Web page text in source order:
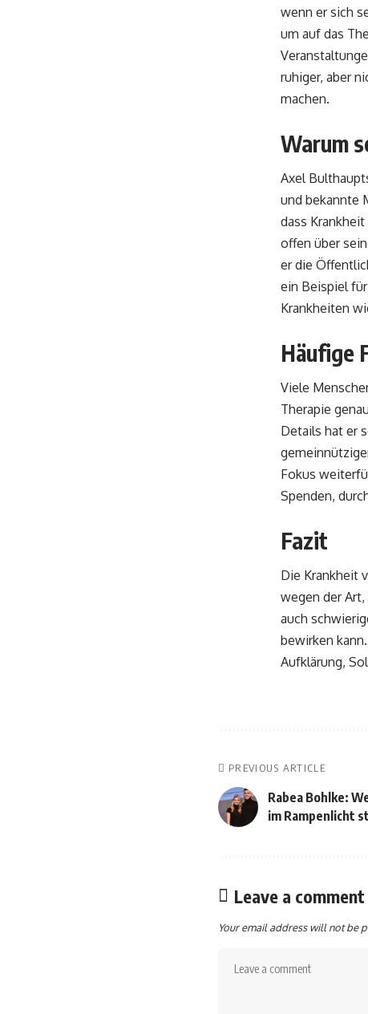
wenn er sich
um auf das
ruhiger, aber
machen.
Warum
Axel
und bekannte
dass
offen über
er die
ein Beispiel
Krankheiten
Häufige
Viele
Therapie
Details hat er
Fokus
Spenden,
Fazit
Die Krankheit
wegen der
auch
bewirken
Aufklärung,
PREVIOUS ARTICLE
Rabea Bohlke:
im Rampenlicht
Leave a comment
Your email address will not be